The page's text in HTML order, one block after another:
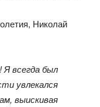
Николай
всегда был
увлекался
выискивая